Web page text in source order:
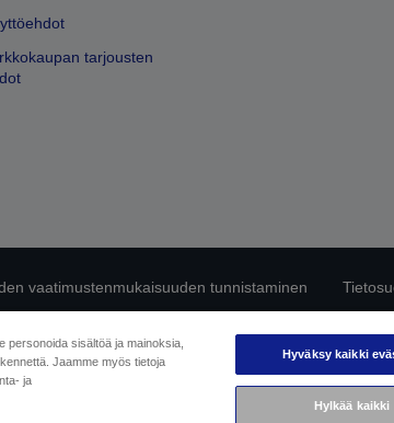
tarjousten
vaatimustenmukaisuuden tunnistaminen
personoida sisältöä ja mainoksia,
Jaamme myös tietoja
ja
Hyväksy kaikki
Hylkää kaikki